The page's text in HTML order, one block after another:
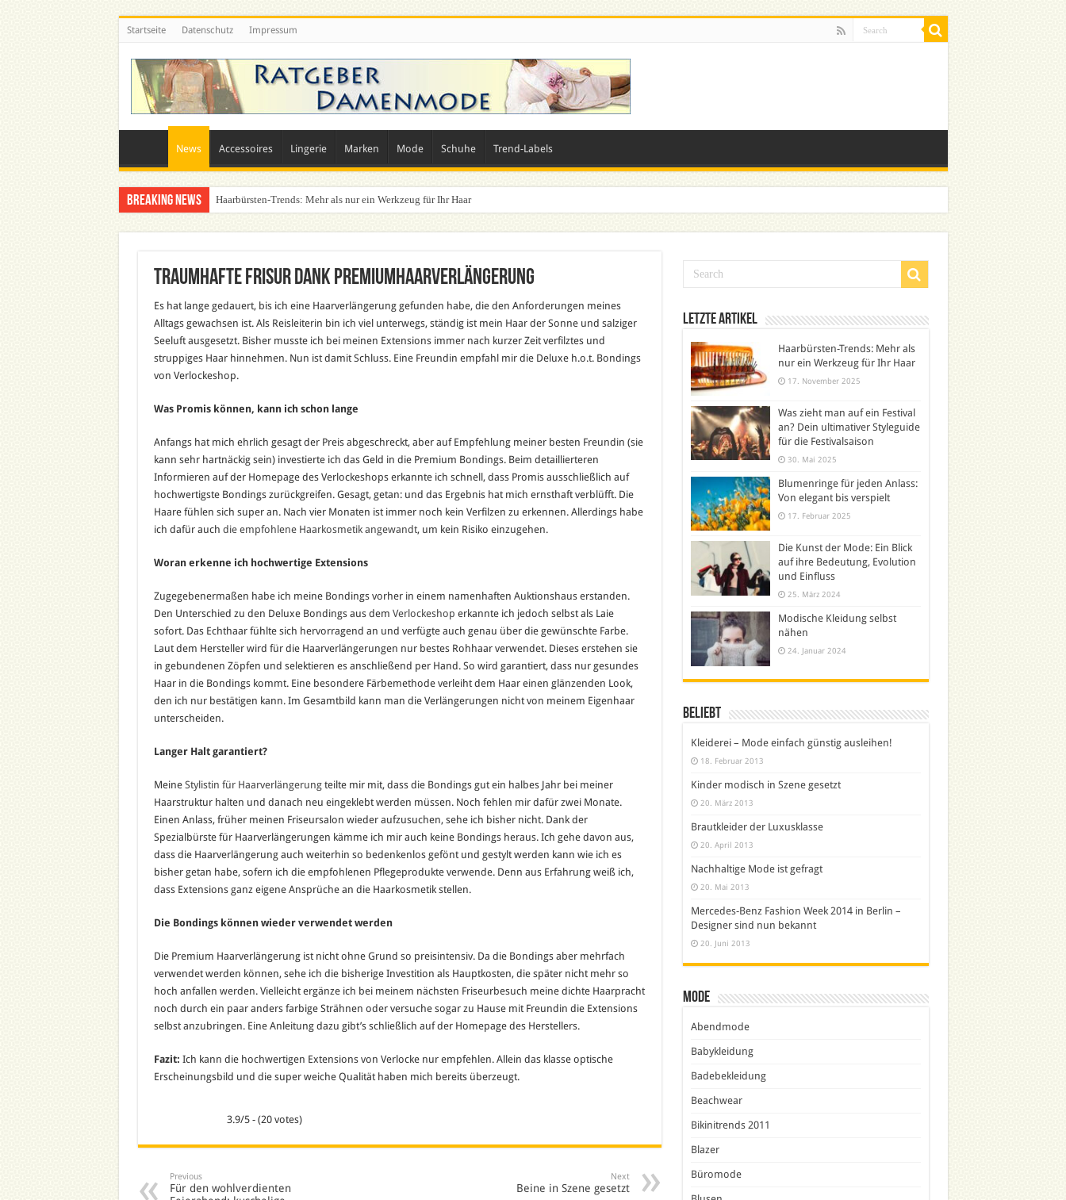
Startseite Datenschutz Impressum
News Accessoires Lingerie Marken Mode Schuhe Trend-Labels
Breaking News Haarbürsten-Trends: Mehr als nur ein Werkzeug für Ihr Haar
Traumhafte Frisur dank Premiumhaarverlängerung
Es hat lange gedauert, bis ich eine Haarverlängerung gefunden habe, die den Anforderungen meines
Alltags gewachsen ist. Als Reisleiterin bin ich viel unterwegs, ständig ist mein Haar der Sonne und salziger
Seeluft ausgesetzt. Bisher musste ich bei meinen Extensions immer nach kurzer Zeit verfilztes und
struppiges Haar hinnehmen. Nun ist damit Schluss. Eine Freundin empfahl mir die Deluxe h.o.t. Bondings
von Verlockeshop.
Was Promis können, kann ich schon lange
Anfangs hat mich ehrlich gesagt der Preis abgeschreckt, aber auf Empfehlung meiner besten Freundin (sie
kann sehr hartnäckig sein) investierte ich das Geld in die Premium Bondings. Beim detaillierteren
Informieren auf der Homepage des Verlockeshops erkannte ich schnell, dass Promis ausschließlich auf
hochwertigste Bondings zurückgreifen. Gesagt, getan: und das Ergebnis hat mich ernsthaft verblüfft. Die
Haare fühlen sich super an. Nach vier Monaten ist immer noch kein Verfilzen zu erkennen. Allerdings habe
ich dafür auch die empfohlene Haarkosmetik angewandt, um kein Risiko einzugehen.
Woran erkenne ich hochwertige Extensions
Zugegebenermaßen habe ich meine Bondings vorher in einem namenhaften Auktionshaus erstanden.
Den Unterschied zu den Deluxe Bondings aus dem Verlockeshop erkannte ich jedoch selbst als Laie
sofort. Das Echthaar fühlte sich hervorragend an und verfügte auch genau über die gewünschte Farbe.
Laut dem Hersteller wird für die Haarverlängerungen nur bestes Rohhaar verwendet. Dieses erstehen sie
in gebundenen Zöpfen und selektieren es anschließend per Hand. So wird garantiert, dass nur gesundes
Haar in die Bondings kommt. Eine besondere Färbemethode verleiht dem Haar einen glänzenden Look,
den ich nur bestätigen kann. Im Gesamtbild kann man die Verlängerungen nicht von meinem Eigenhaar
unterscheiden.
Langer Halt garantiert?
Meine Stylistin für Haarverlängerungteilte mir mit, dass die Bondings gut ein halbes Jahr bei meiner
Haarstruktur halten und danach neu eingeklebt werden müssen. Noch fehlen mir dafür zwei Monate.
Einen Anlass, früher meinen Friseursalon wieder aufzusuchen, sehe ich bisher nicht. Dank der
Spezialbürste für Haarverlängerungen kämme ich mir auch keine Bondings heraus. Ich gehe davon aus,
dass die Haarverlängerung auch weiterhin so bedenkenlos gefönt und gestylt werden kann wie ich es
bisher getan habe, sofern ich die empfohlenen Pflegeprodukte verwende. Denn aus Erfahrung weiß ich,
dass Extensions ganz eigene Ansprüche an die Haarkosmetik stellen.
Die Bondings können wieder verwendet werden
Die Premium Haarverlängerung ist nicht ohne Grund so preisintensiv. Da die Bondings aber mehrfach
verwendet werden können, sehe ich die bisherige Investition als Hauptkosten, die später nicht mehr so
hoch anfallen werden. Vielleicht ergänze ich bei meinem nächsten Friseurbesuch meine dichte Haarpracht
noch durch ein paar anders farbige Strähnen oder versuche sogar zu Hause mit Freundin die Extensions
selbst anzubringen. Eine Anleitung dazu gibt’s schließlich auf der Homepage des Herstellers.
Fazit: Ich kann die hochwertigen Extensions von Verlocke nur empfehlen. Allein das klasse optische
Erscheinungsbild und die super weiche Qualität haben mich bereits überzeugt.
3.9/5 - (20 votes)
Previous
Für den wohlverdienten
Next
Beine in Szene gesetzt
Letzte Artikel
Haarbürsten-Trends: Mehr als
nur ein Werkzeug für Ihr Haar
17. November 2025
Was zieht man auf ein Festival
an? Dein ultimativer Styleguide
für die Festivalsaison
30. Mai 2025
Blumenringe für jeden Anlass:
Von elegant bis verspielt
17. Februar 2025
Die Kunst der Mode: Ein Blick
auf ihre Bedeutung, Evolution
und Einfluss
25. März 2024
Modische Kleidung selbst
nähen
24. Januar 2024
Beliebt
Kleiderei – Mode einfach günstig ausleihen!
18. Februar 2013
Kinder modisch in Szene gesetzt
20. März 2013
Brautkleider der Luxusklasse
20. April 2013
Nachhaltige Mode ist gefragt
20. Mai 2013
Mercedes-Benz Fashion Week 2014 in Berlin –
Designer sind nun bekannt
20. Juni 2013
Mode
Abendmode
Babykleidung
Badebekleidung
Beachwear
Bikinitrends 2011
Blazer
Büromode